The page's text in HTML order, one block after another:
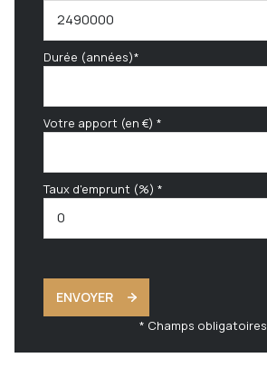
Durée (années)*
Votre apport (en €) *
Taux d'emprunt (%) *
ENVOYER
* Champs obligatoires